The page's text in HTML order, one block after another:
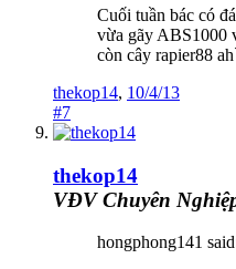
Cuối tuần bác có
vừa gãy ABS1000
còn cây rapier88
thekop14, 10/4/13
#7
thekop14
VĐV Chuyên
hongphong141